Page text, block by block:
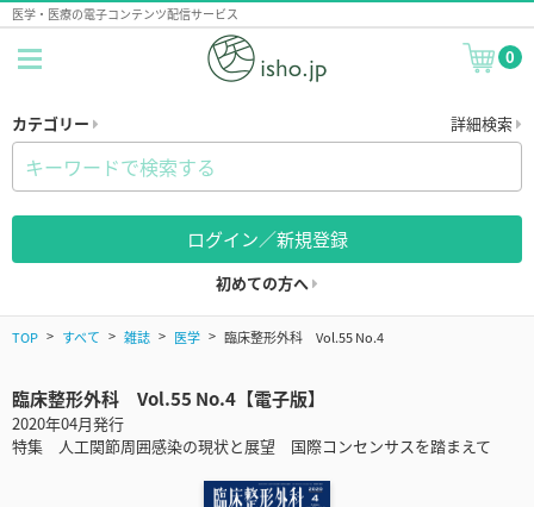
医学・医療の電子コンテンツ配信サービス
0
カテゴリー 詳細検索
ログイン／新規登録
初めての方へ
TOP すべて 雑誌 医学 臨床整形外科 Vol.55 No.4
臨床整形外科 Vol.55 No.4【電子版】
2020年04月発行
特集 人工関節周囲感染の現状と展望 国際コンセンサスを踏まえて